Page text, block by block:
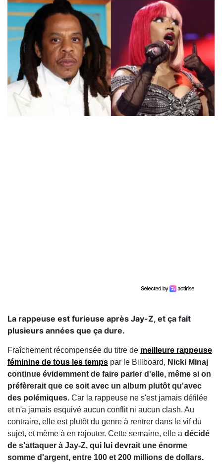
La rappeuse est furieuse après Jay-Z, et ça fait
plusieurs années que ça dure.
Fraîchement récompensée du titre de meilleure rappeuse
féminine de tous les temps par le Billboard, Nicki Minaj
continue évidemment de faire parler d'elle, même si on
préfèrerait que ce soit avec un album plutôt qu'avec
des polémiques. Car la rappeuse ne s'est jamais défilée
et n'a jamais esquivé aucun conflit ni aucun clash. Au
contraire, elle est plutôt du genre à rentrer dans le vif du
sujet, et même à en rajouter. Cette semaine, elle a décidé
de s'attaquer à Jay-Z, qui lui devrait une énorme
somme d'argent, entre 100 et 200 millions de dollars.